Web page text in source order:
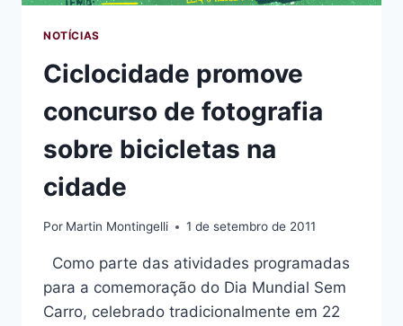
NOTÍCIAS
Ciclocidade promove
concurso de fotografia
sobre bicicletas na
cidade
Por Martin Montingelli 1 de setembro de 2011
Como parte das atividades programadas
para a comemoração do Dia Mundial Sem
Carro, celebrado tradicionalmente em 22